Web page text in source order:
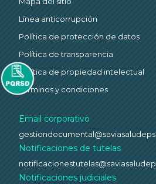
Línea anticorrupción
Política de protección de datos
Política de transparencia
Política de propiedad intelectual
Términos y condiciones
Email corporativo
Notificaciones de tutelas
Notificaciones judiciales